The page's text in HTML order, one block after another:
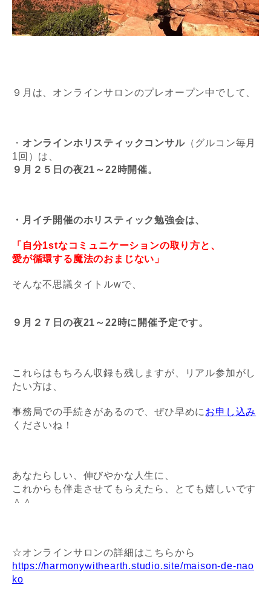
９月は、オンラインサロンのプレオープン中でして、
・ オンラインホリスティックコンサル（グルコン毎月
1回）は、
９月２５日の夜21～22時開催。
・月イチ開催のホリスティック勉強会は、
「自分1stなコミュニケーションの取り方と、
愛が循環する魔法のおまじない」
そんな不思議タイトルwで、
９月２７日の夜21～22時に開催予定です。
これらはもちろん収録も残しますが、リアル参加がし
たい方は、
事務局での手続きがあるので、ぜひ早めに お申し込み
くださいね！
あなたらしい、伸びやかな人生に、
これからも伴走させてもらえたら、とても嬉しいです
＾＾
☆オンラインサロンの詳細はこちらから
https://harmonywithearth.studio.site/maison-de-nao
ko